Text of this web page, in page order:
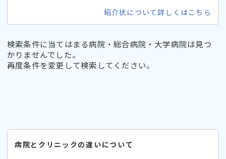
紹介状について詳しくはこちら
検索条件に当てはまる病院・総合病院・大学病院は見つ
かりませんでした。
再度条件を変更して検索してください。
病院とクリニックの違いについて